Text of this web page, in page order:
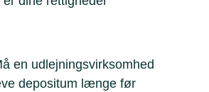
en udlejningsvirksomhed
depositum længe før